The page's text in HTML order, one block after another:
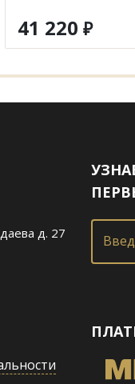
41 220 ₽
д. 27